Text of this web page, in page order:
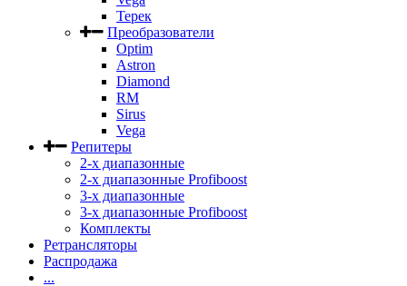
Терек
Преобразователи
Optim
Astron
Diamond
RM
Sirus
Vega
Репитеры
2-х диапазонные
2-х диапазонные Profiboost
3-х диапазонные
3-х диапазонные Profiboost
Комплекты
Ретрансляторы
Распродажа
...